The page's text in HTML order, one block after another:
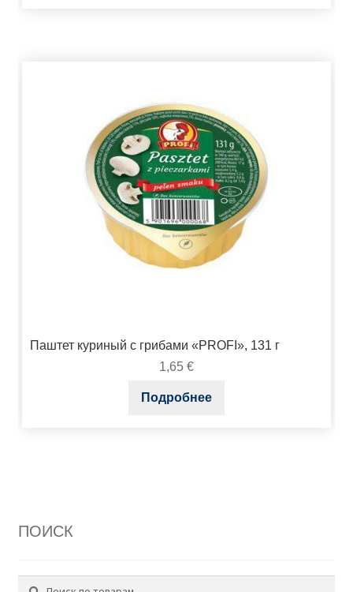
Паштет куриный с грибами «PROFI», 131 г
1,65 €
Подробнее
ПОИСК
Искать:
Поиск